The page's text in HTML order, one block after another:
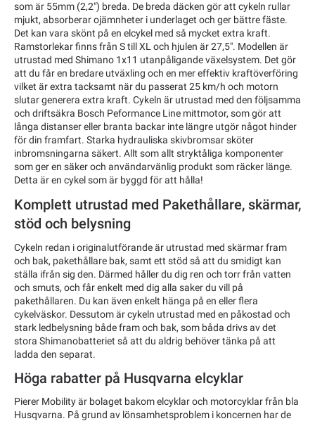
som är 55mm (2,2") breda. De breda däcken gör att cykeln rullar
mjukt, absorberar ojämnheter i underlaget och ger bättre fäste.
Det kan vara skönt på en elcykel med så mycket extra kraft.
Ramstorlekar finns från S till XL och hjulen är 27,5". Modellen är
utrustad med Shimano 1x11 utanpåligande växelsystem. Det gör
att du får en bredare utväxling och en mer effektiv kraftöverföring
vilket är extra tacksamt när du passerat 25 km/h och motorn
slutar generera extra kraft. Cykeln är utrustad med den följsamma
och driftsäkra Bosch Peformance Line mittmotor, som gör att
långa distanser eller branta backar inte längre utgör något hinder
för din framfart. Starka hydrauliska skivbromsar sköter
inbromsningarna säkert. Allt som allt stryktåliga komponenter
som ger en säker och användarvänlig produkt som räcker länge.
Detta är en cykel som är byggd för att hålla!
Komplett utrustad med Pakethållare, skärmar,
stöd och belysning
Cykeln redan i originalutförande är utrustad med skärmar fram
och bak, pakethållare bak, samt ett stöd så att du smidigt kan
ställa ifrån sig den. Därmed håller du dig ren och torr från vatten
och smuts, och får enkelt med dig alla saker du vill på
pakethållaren. Du kan även enkelt hänga på en eller flera
cykelväskor. Dessutom är cykeln utrustad med en påkostad och
stark ledbelysning både fram och bak, som båda drivs av det
stora Shimanobatteriet så att du aldrig behöver tänka på att
ladda den separat.
Höga rabatter på Husqvarna elcyklar
Pierer Mobility är bolaget bakom elcyklar och motorcyklar från bla
Husqvarna. På grund av lönsamhetsproblem i koncernen har de